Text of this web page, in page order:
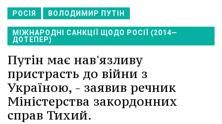
РОСІЯ ВОЛОДИМИР ПУТІН
МІЖНАРОДНІ САНКЦІЇ ЩОДО РОСІЇ (2014—
ДОТЕПЕР)
Путін має нав'язливу
пристрасть до війни з
Україною, - заявив речник
Міністерства закордонних
справ Тихий.